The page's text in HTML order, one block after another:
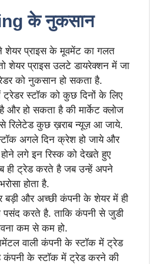
के नुकसान
शेयर प्राइस के मूवमेंट का गलत
शेयर प्राइस उलटे डायरेक्शन में जा
को नुकसान हो सकता है.
ट्रेडर स्टॉक को कुछ दिनों के लिए
और हो सकता है की मार्केट क्लोज
रिलेटेड कुछ ख़राब न्यूज़ आ जाये.
अगले दिन क्रेश हो जाये और
लगे इन रिस्क को देखते हुए
ही ट्रेड करते है जब उन्हें अपने
होता है.
बड़ी और अच्छी कंपनी के शेयर में ही
पसंद करते है. ताकि कंपनी से जुडी
कम से कम हो.
वाली कंपनी के स्टॉक में ट्रेड
कंपनी के स्टॉक में ट्रेड करने की